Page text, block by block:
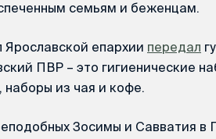
семьям и беженцам.
епархии передал
ПВР – это гигиенические
наборы из чая и кофе.
Зосимы и Савватия в